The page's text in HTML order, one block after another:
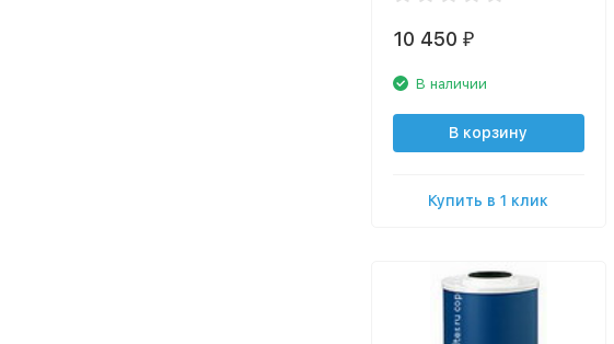
10 450 ₽
В наличии
В корзину
Купить в 1 клик